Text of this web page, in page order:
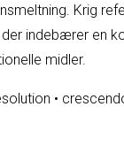
Krig
indebærer en
midler.
•